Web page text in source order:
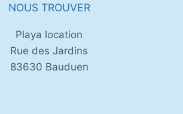
NOUS TROUVER
Playa location
Rue des Jardins
83630 Bauduen